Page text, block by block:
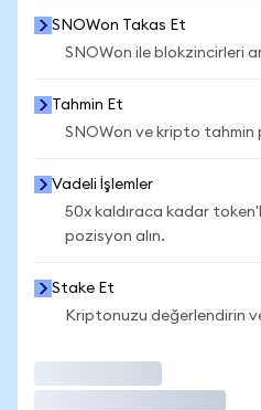
SNOWon Takas Et
SNOWon ile blokzincirleri
Tahmin Et
SNOWon ve kripto tahmin
Vadeli İşlemler
50x kaldıraca kadar
pozisyon alın.
Stake Et
Kriptonuzu değerlendirin